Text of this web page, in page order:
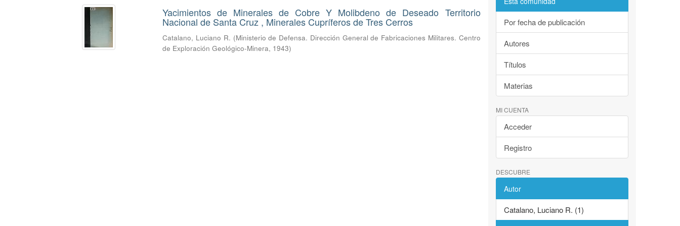
Yacimientos de Minerales de Cobre Y Molibdeno de Deseado Territorio
Nacional de Santa Cruz , Minerales Cupríferos de Tres Cerros
Catalano, Luciano R. (Ministerio de Defensa. Dirección General de Fabricaciones Militares. Centro
de Exploración Geológico-Minera, 1943)
Por fecha de publicación
Autores
Títulos
Materias
MI CUENTA
Acceder
Registro
DESCUBRE
Autor
Catalano, Luciano R. (1)